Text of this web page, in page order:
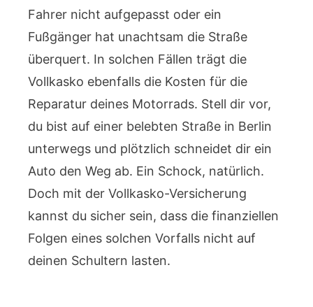
Fahrer nicht aufgepasst oder ein
Fußgänger hat unachtsam die Straße
überquert. In solchen Fällen trägt die
Vollkasko ebenfalls die Kosten für die
Reparatur deines Motorrads. Stell dir vor,
du bist auf einer belebten Straße in Berlin
unterwegs und plötzlich schneidet dir ein
Auto den Weg ab. Ein Schock, natürlich.
Doch mit der Vollkasko-Versicherung
kannst du sicher sein, dass die finanziellen
Folgen eines solchen Vorfalls nicht auf
deinen Schultern lasten.